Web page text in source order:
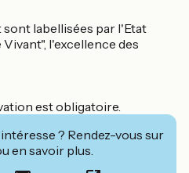
sont labellisées par l'Etat
l'excellence des
est obligatoire.
? Rendez-vous sur
en savoir plus.